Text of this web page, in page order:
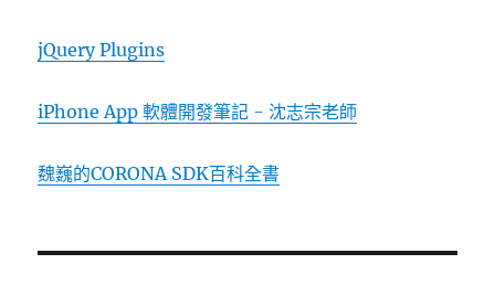
jQuery Plugins
iPhone App 軟體開發筆記 - 沈志宗老師
魏巍的CORONA SDK百科全書